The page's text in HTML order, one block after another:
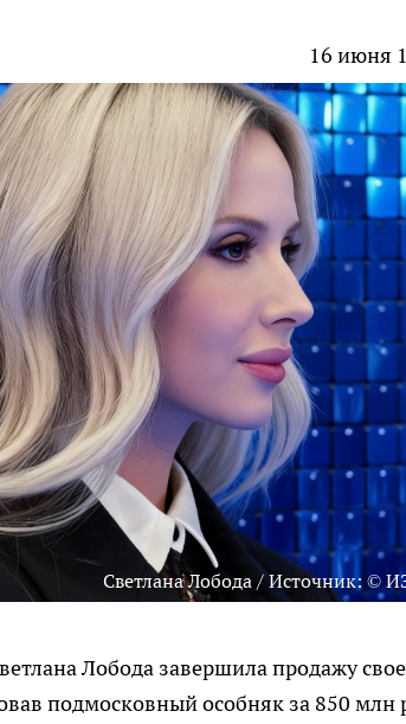
16 июня
Светлана Лобода / Источник: ©
Лобода завершила продажу
подмосковный особняк за 850 млн